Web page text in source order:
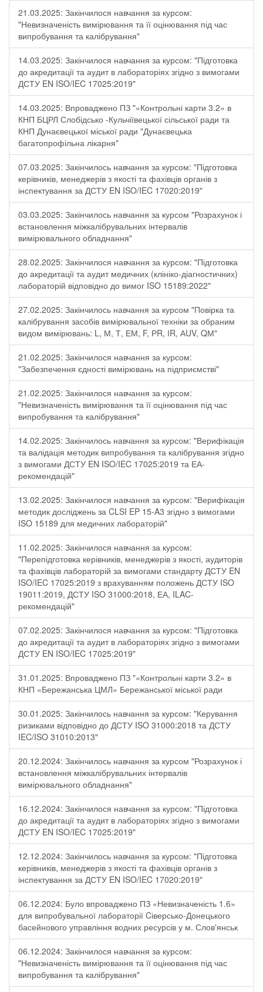
21.03.2025: Закінчилося навчання за курсом:
"Невизначеність вимірювання та її оцінювання під час
випробування та калібрування"
14.03.2025: Закінчилося навчання за курсом: "Підготовка
до акредитації та аудит в лабораторіях згідно з вимогами
ДСТУ EN ISO/IEC 17025:2019"
14.03.2025: Впроваджено ПЗ "«Контрольні карти 3.2» в
КНП БЦРЛ Слобідсько -Кульчіївецької сільської ради та
КНП Дунаєвецької міської ради "Дунаєвецька
багатопрофільна лікарня"
07.03.2025: Закінчилось навчання за курсом: "Підготовка
керівників, менеджерів з якості та фахівців органів з
інспектування за ДСТУ EN ISO/IEC 17020:2019"
03.03.2025: Закінчилось навчання за курсом "Розрахунок і
встановлення міжкалібрувальних інтервалів
вимірювального обладнання"
28.02.2025: Закінчилося навчання за курсом: "Підготовка
до акредитації та аудит медичних (клініко-діагностичних)
лабораторій відповідно до вимог ISO 15189:2022"
27.02.2025: Закінчилось навчання за курсом "Повірка та
калібрування засобів вимірювальної техніки за обраним
видом вимірювань: L, М, Т, ЕМ, F, РR, ІR, АUV, QМ"
21.02.2025: Закінчилося навчання за курсом:
"Забезпечення єдності вимірювань на підприємстві"
21.02.2025: Закінчилося навчання за курсом:
"Невизначеність вимірювання та її оцінювання під час
випробування та калібрування"
14.02.2025: Закінчилось навчання за курсом: "Верифікація
та валідація методик випробування та калібрування згідно
з вимогами ДСТУ EN ISO/IEC 17025:2019 та ЕА-
рекомендацій"
13.02.2025: Закінчилося навчання за курсом: "Верифікація
методик досліджень за CLSI EP 15-A3 згідно з вимогами
ISO 15189 для медичних лабораторій"
11.02.2025: Закінчилося навчання за курсом:
"Перепідготовка керівників, менеджерів з якості, аудиторів
та фахівців лабораторій за вимогами стандарту ДСТУ EN
ISO/IEC 17025:2019 з врахуванням положень ДСТУ ISO
19011:2019, ДСТУ ISO 31000:2018, ЕА, ILAC-
рекомендацій"
07.02.2025: Закінчилося навчання за курсом: "Підготовка
до акредитації та аудит в лабораторіях згідно з вимогами
ДСТУ EN ISO/IEC 17025:2019"
31.01.2025: Впроваджено ПЗ "«Контрольні карти 3.2» в
КНП «Бережанська ЦМЛ» Бережанської міської ради
30.01.2025: Закінчилось навчання за курсом: "Керування
ризиками відповідно до ДСТУ ISO 31000:2018 та ДСТУ
IEC/ISO 31010:2013"
20.12.2024: Закінчилось навчання за курсом "Розрахунок і
встановлення міжкалібрувальних інтервалів
вимірювального обладнання"
16.12.2024: Закінчилося навчання за курсом: "Підготовка
до акредитації та аудит в лабораторіях згідно з вимогами
ДСТУ EN ISO/IEC 17025:2019"
12.12.2024: Закінчилось навчання за курсом: "Підготовка
керівників, менеджерів з якості та фахівців органів з
інспектування за ДСТУ EN ISO/IEC 17020:2019"
06.12.2024: Було впроваджено ПЗ «Невизначеність 1.6»
для випробувальної лабораторії Cіверсько-Донецького
басейнового управління водних ресурсів у м. Слов'янськ
06.12.2024: Закінчилося навчання за курсом:
"Невизначеність вимірювання та її оцінювання під час
випробування та калібрування"